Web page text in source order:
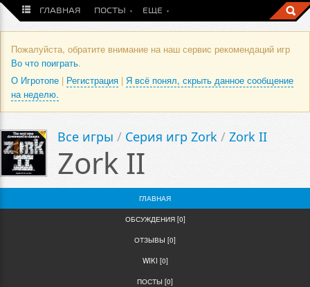
ГЛАВНАЯ ПОСТЫ ЕЩЕ
Пожалуйста, обратите внимание на наш сервис рекомендаций игр
Во что поиграть.
О Игротопе | Регистрация | Я всё понял, скрыть данное сообщение
на неделю.
Все игры / Серия игр Zork / Zork II
Zork II
ГЛАВНАЯ
ОБСУЖДЕНИЯ [0]
ОТЗЫВЫ [0]
WIKI [0]
ПОСТЫ [0]